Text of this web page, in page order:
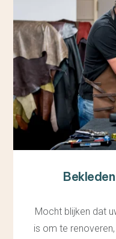
Mocht blijken dat
is om te